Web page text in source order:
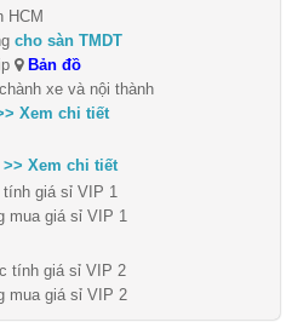
HCM
cho sàn TMDT
Bản đồ
xe và nội thành
Xem chi tiết
>> Xem chi tiết
giá sỉ VIP 1
mua giá sỉ VIP 1
tính giá sỉ VIP 2
mua giá sỉ VIP 2